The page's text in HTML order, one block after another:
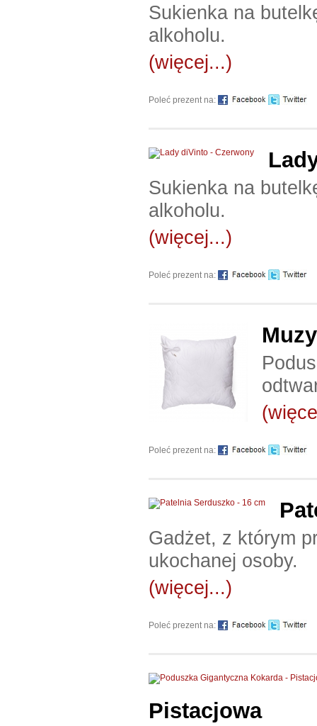
Sukienka na
alkoholu.
(więcej...)
Poleć prezent na:
Sukienka na
alkoholu.
(więcej...)
Poleć prezent na:
Poleć prezent na:
Gadżet, z którym
ukochanej osoby.
(więcej...)
Poleć prezent na:
Pistacjowa